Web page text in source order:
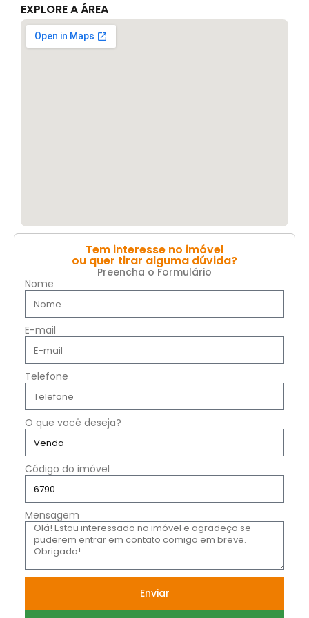
EXPLORE A ÁREA
Tem interesse no imóvel
ou quer tirar alguma dúvida?
Preencha o Formulário
Nome
E-mail
Telefone
O que você deseja?
Código do imóvel
Mensagem
Enviar